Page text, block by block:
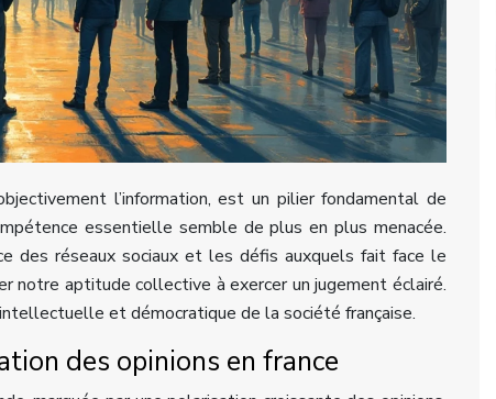
l’information, est un pilier fondamental de
essentielle semble de plus en plus menacée.
des réseaux sociaux et les défis auxquels fait face le
notre aptitude collective à exercer un jugement éclairé.
et démocratique de la société française.
des opinions en france